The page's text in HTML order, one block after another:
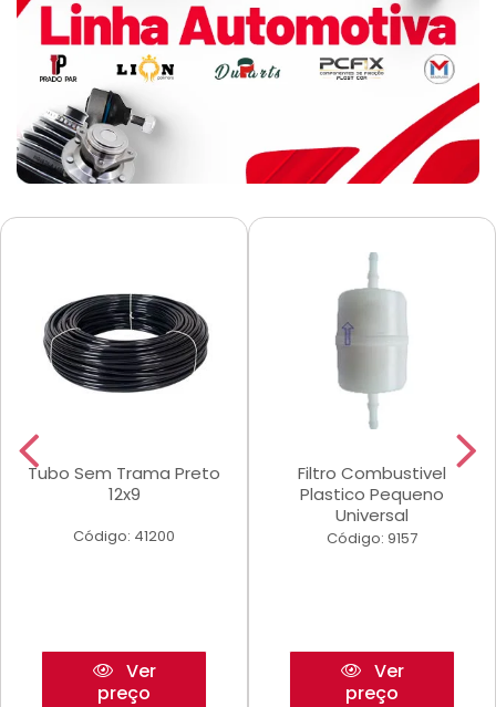
Tubo Sem Trama Preto
12x9
Código: 41200
Ver
preço
Filtro Combustivel
Plastico Pequeno
Universal
Código: 9157
Ver
preço